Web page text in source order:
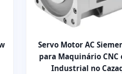
Servo Motor AC
para Maquinário CNC
Industrial no